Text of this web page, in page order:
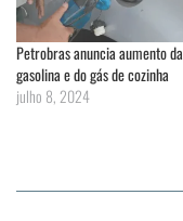
Petrobras anuncia aumento da
gasolina e do gás de cozinha
julho 8, 2024